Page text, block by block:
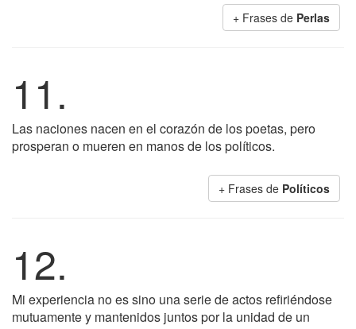
+ Frases de Perlas
11.
Las naciones nacen en el corazón de los poetas, pero
prosperan o mueren en manos de los políticos.
+ Frases de Políticos
12.
Mi experiencia no es sino una serie de actos refiriéndose
mutuamente y mantenidos juntos por la unidad de un